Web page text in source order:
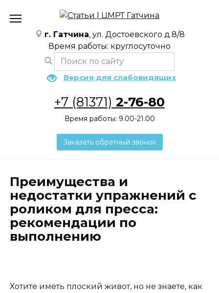
содержанию
г. Гатчина, ул. Достоевского д.8/8
Время работы: круглосуточно
Версия для слабовидящих
+7 (81371) 2-76-80
Время работы: 9.00-21.00
Заказать обратный звонок
Преимущества и
недостатки упражнений с
роликом для пресса:
рекомендации по
выполнению
Хотите иметь плоский живот, но не знаете, как